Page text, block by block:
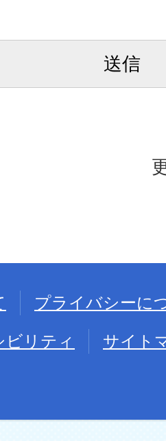
プライバシーに
リティ
サイト